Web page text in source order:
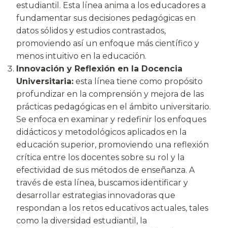
estudiantil. Esta línea anima a los educadores a
fundamentar sus decisiones pedagógicas en
datos sólidos y estudios contrastados,
promoviendo así un enfoque más científico y
menos intuitivo en la educación.
Innovación y Reflexión en la Docencia
Universitaria: esta línea tiene como propósito
profundizar en la comprensión y mejora de las
prácticas pedagógicas en el ámbito universitario.
Se enfoca en examinar y redefinir los enfoques
didácticos y metodológicos aplicados en la
educación superior, promoviendo una reflexión
crítica entre los docentes sobre su rol y la
efectividad de sus métodos de enseñanza. A
través de esta línea, buscamos identificar y
desarrollar estrategias innovadoras que
respondan a los retos educativos actuales, tales
como la diversidad estudiantil, la